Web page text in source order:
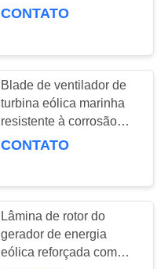
Lâmina de rotor de
CONTATO
Blade de ventilador de
turbina eólica marinha
resistente à corrosão
para projecto offshore
CONTATO
Lâmina de rotor do
gerador de energia
eólica reforçada com